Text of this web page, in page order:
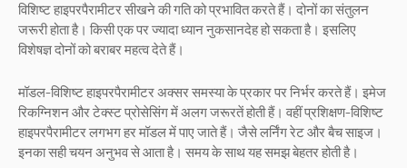
विशिष्ट हाइपरपैरामीटर सीखने की गति को प्रभावित करते हैं। दोनों का संतुलन
जरूरी होता है। किसी एक पर ज्यादा ध्यान नुकसानदेह हो सकता है। इसलिए
विशेषज्ञ दोनों को बराबर महत्व देते हैं।
मॉडल-विशिष्ट हाइपरपैरामीटर अक्सर समस्या के प्रकार पर निर्भर करते हैं। इमेज
रिकग्निशन और टेक्स्ट प्रोसेसिंग में अलग जरूरतें होती हैं। वहीं प्रशिक्षण-विशिष्ट
हाइपरपैरामीटर लगभग हर मॉडल में पाए जाते हैं। जैसे लर्निंग रेट और बैच साइज।
इनका सही चयन अनुभव से आता है। समय के साथ यह समझ बेहतर होती है।